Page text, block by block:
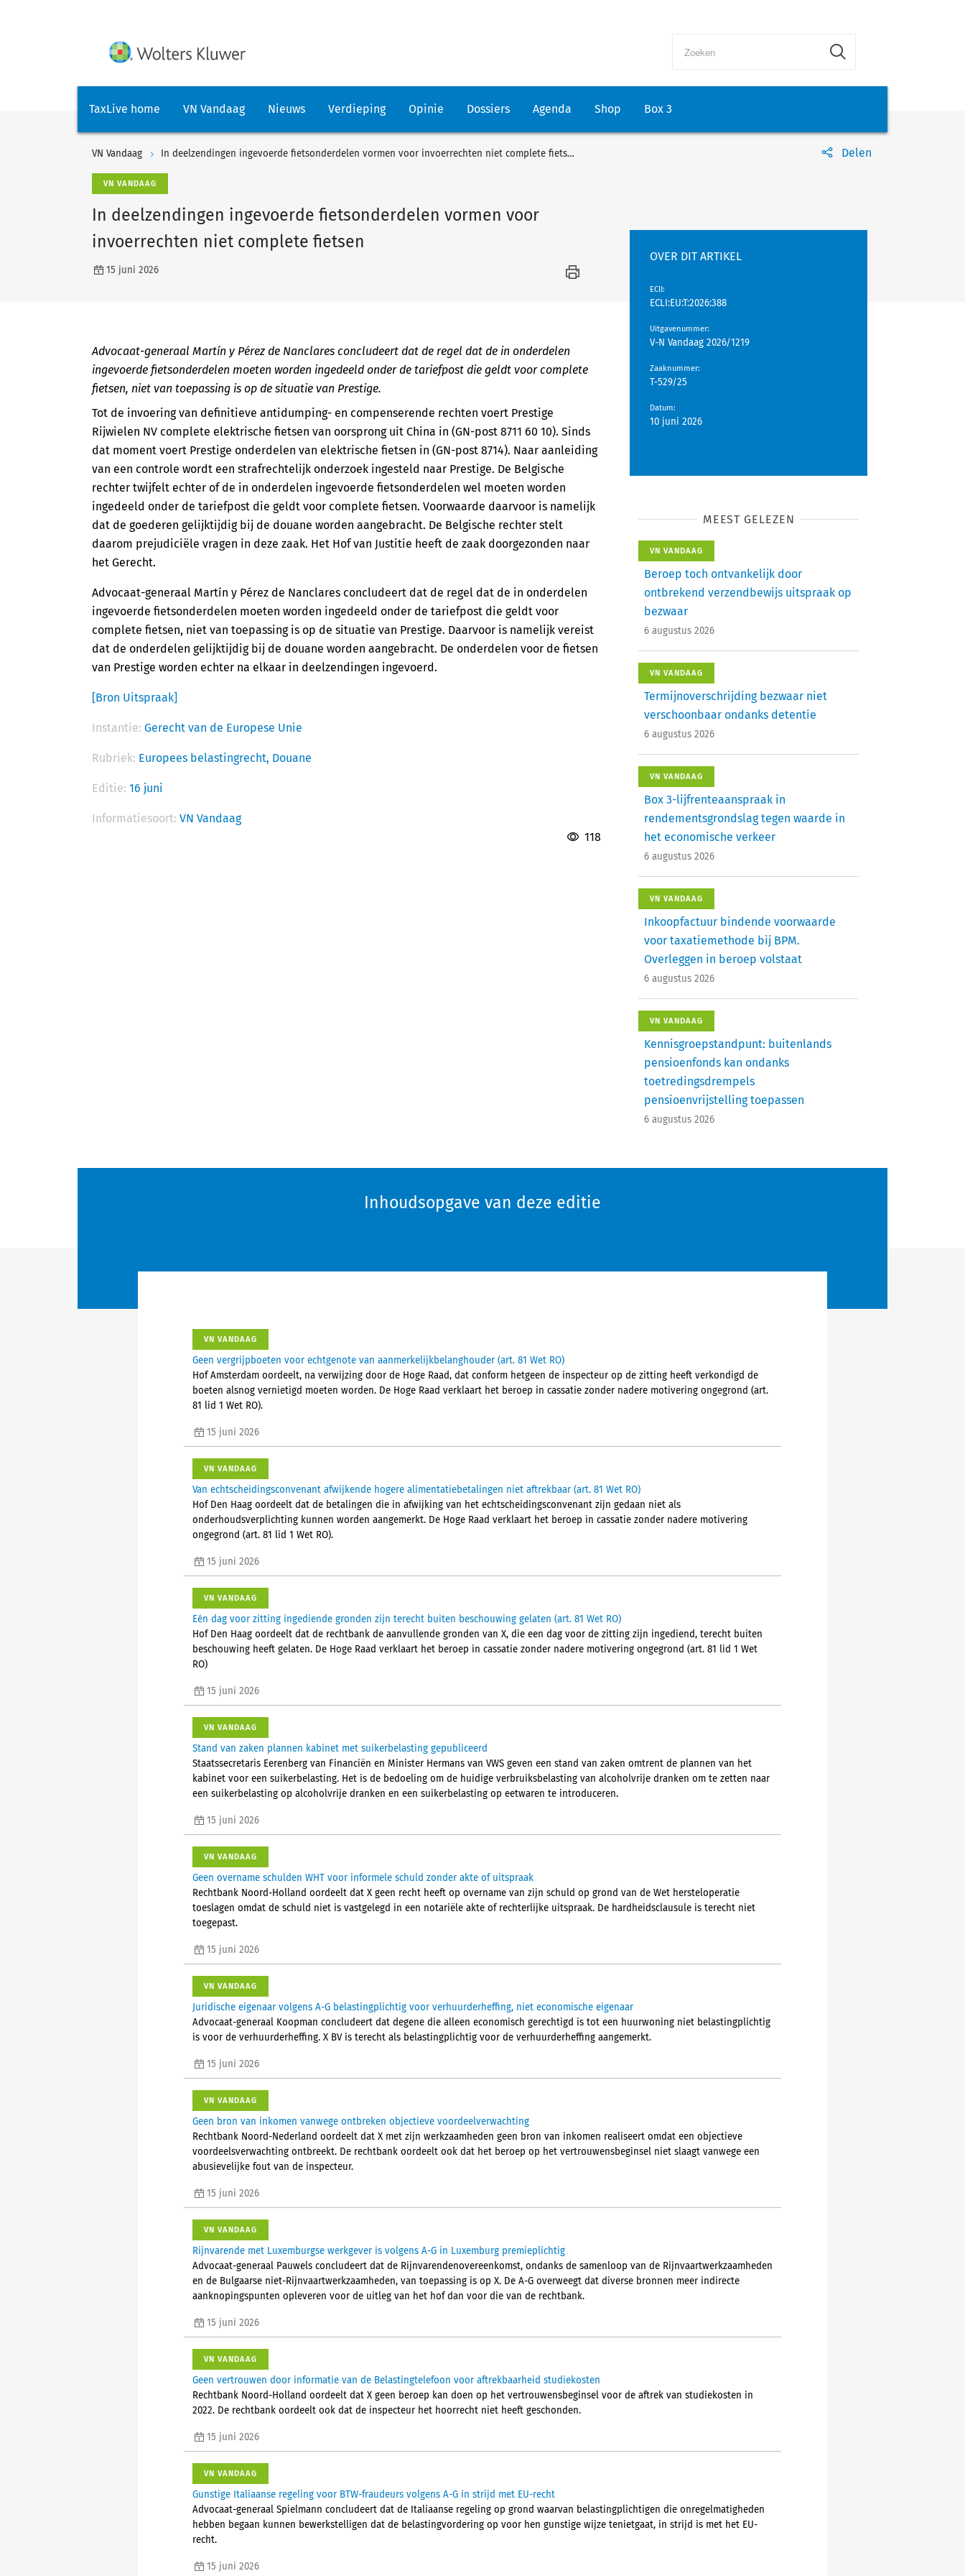
TaxLive home VN Vandaag Nieuws Verdieping Opinie Dossiers Agenda Shop Box 3
VN Vandaag In deelzendingen ingevoerde fietsonderdelen vormen voor invoerrechten niet complete fietsen Delen
VN VANDAAG
In deelzendingen ingevoerde fietsonderdelen vormen voor
invoerrechten niet complete fietsen
15 juni 2026
Advocaat-generaal Martín y Pérez de Nanclares concludeert dat de regel dat de in onderdelen
ingevoerde fietsonderdelen moeten worden ingedeeld onder de tariefpost die geldt voor complete
fietsen, niet van toepassing is op de situatie van Prestige.
Tot de invoering van definitieve antidumping- en compenserende rechten voert Prestige
Rijwielen NV complete elektrische fietsen van oorsprong uit China in (GN-post 8711 60 10). Sinds
dat moment voert Prestige onderdelen van elektrische fietsen in (GN-post 8714). Naar aanleiding
van een controle wordt een strafrechtelijk onderzoek ingesteld naar Prestige. De Belgische
rechter twijfelt echter of de in onderdelen ingevoerde fietsonderdelen wel moeten worden
ingedeeld onder de tariefpost die geldt voor complete fietsen. Voorwaarde daarvoor is namelijk
dat de goederen gelijktijdig bij de douane worden aangebracht. De Belgische rechter stelt
daarom prejudiciële vragen in deze zaak. Het Hof van Justitie heeft de zaak doorgezonden naar
het Gerecht.
Advocaat-generaal Martín y Pérez de Nanclares concludeert dat de regel dat de in onderdelen
ingevoerde fietsonderdelen moeten worden ingedeeld onder de tariefpost die geldt voor
complete fietsen, niet van toepassing is op de situatie van Prestige. Daarvoor is namelijk vereist
dat de onderdelen gelijktijdig bij de douane worden aangebracht. De onderdelen voor de fietsen
van Prestige worden echter na elkaar in deelzendingen ingevoerd.
[Bron Uitspraak]
Instantie: Gerecht van de Europese Unie
Rubriek: Europees belastingrecht, Douane
Editie: 16 juni
Informatiesoort: VN Vandaag
118
OVER DIT ARTIKEL
EClI:
ECLI:EU:T:2026:388
Uitgavenummer:
V-N Vandaag 2026/1219
Zaaknummer:
T-529/25
Datum:
10 juni 2026
MEEST GELEZEN
VN VANDAAG
Beroep toch ontvankelijk door
ontbrekend verzendbewijs uitspraak op
bezwaar
6 augustus 2026
VN VANDAAG
Termijnoverschrijding bezwaar niet
verschoonbaar ondanks detentie
6 augustus 2026
VN VANDAAG
Box 3-lijfrenteaanspraak in
rendementsgrondslag tegen waarde in
het economische verkeer
6 augustus 2026
VN VANDAAG
Inkoopfactuur bindende voorwaarde
voor taxatiemethode bij BPM.
Overleggen in beroep volstaat
6 augustus 2026
VN VANDAAG
Kennisgroepstandpunt: buitenlands
pensioenfonds kan ondanks
toetredingsdrempels
pensioenvrijstelling toepassen
6 augustus 2026
Inhoudsopgave van deze editie
VN VANDAAG
Geen vergrijpboeten voor echtgenote van aanmerkelijkbelanghouder (art. 81 Wet RO)
Hof Amsterdam oordeelt, na verwijzing door de Hoge Raad, dat conform hetgeen de inspecteur op de zitting heeft verkondigd de
boeten alsnog vernietigd moeten worden. De Hoge Raad verklaart het beroep in cassatie zonder nadere motivering ongegrond (art.
81 lid 1 Wet RO).
15 juni 2026
VN VANDAAG
Van echtscheidingsconvenant afwijkende hogere alimentatiebetalingen niet aftrekbaar (art. 81 Wet RO)
Hof Den Haag oordeelt dat de betalingen die in afwijking van het echtscheidingsconvenant zijn gedaan niet als
onderhoudsverplichting kunnen worden aangemerkt. De Hoge Raad verklaart het beroep in cassatie zonder nadere motivering
ongegrond (art. 81 lid 1 Wet RO).
15 juni 2026
VN VANDAAG
Eén dag voor zitting ingediende gronden zijn terecht buiten beschouwing gelaten (art. 81 Wet RO)
Hof Den Haag oordeelt dat de rechtbank de aanvullende gronden van X, die een dag voor de zitting zijn ingediend, terecht buiten
beschouwing heeft gelaten. De Hoge Raad verklaart het beroep in cassatie zonder nadere motivering ongegrond (art. 81 lid 1 Wet
RO)
15 juni 2026
VN VANDAAG
Stand van zaken plannen kabinet met suikerbelasting gepubliceerd
Staatssecretaris Eerenberg van Financiën en Minister Hermans van VWS geven een stand van zaken omtrent de plannen van het
kabinet voor een suikerbelasting. Het is de bedoeling om de huidige verbruiksbelasting van alcoholvrije dranken om te zetten naar
een suikerbelasting op alcoholvrije dranken en een suikerbelasting op eetwaren te introduceren.
15 juni 2026
VN VANDAAG
Geen overname schulden WHT voor informele schuld zonder akte of uitspraak
Rechtbank Noord-Holland oordeelt dat X geen recht heeft op overname van zijn schuld op grond van de Wet hersteloperatie
toeslagen omdat de schuld niet is vastgelegd in een notariële akte of rechterlijke uitspraak. De hardheidsclausule is terecht niet
toegepast.
15 juni 2026
VN VANDAAG
Juridische eigenaar volgens A-G belastingplichtig voor verhuurderheffing, niet economische eigenaar
Advocaat-generaal Koopman concludeert dat degene die alleen economisch gerechtigd is tot een huurwoning niet belastingplichtig
is voor de verhuurderheffing. X BV is terecht als belastingplichtig voor de verhuurderheffing aangemerkt.
15 juni 2026
VN VANDAAG
Geen bron van inkomen vanwege ontbreken objectieve voordeelverwachting
Rechtbank Noord-Nederland oordeelt dat X met zijn werkzaamheden geen bron van inkomen realiseert omdat een objectieve
voordeelsverwachting ontbreekt. De rechtbank oordeelt ook dat het beroep op het vertrouwensbeginsel niet slaagt vanwege een
abusievelijke fout van de inspecteur.
15 juni 2026
VN VANDAAG
Rijnvarende met Luxemburgse werkgever is volgens A-G in Luxemburg premieplichtig
Advocaat-generaal Pauwels concludeert dat de Rijnvarendenovereenkomst, ondanks de samenloop van de Rijnvaartwerkzaamheden
en de Bulgaarse niet-Rijnvaartwerkzaamheden, van toepassing is op X. De A-G overweegt dat diverse bronnen meer indirecte
aanknopingspunten opleveren voor de uitleg van het hof dan voor die van de rechtbank.
15 juni 2026
VN VANDAAG
Geen vertrouwen door informatie van de Belastingtelefoon voor aftrekbaarheid studiekosten
Rechtbank Noord-Holland oordeelt dat X geen beroep kan doen op het vertrouwensbeginsel voor de aftrek van studiekosten in
2022. De rechtbank oordeelt ook dat de inspecteur het hoorrecht niet heeft geschonden.
15 juni 2026
VN VANDAAG
Gunstige Italiaanse regeling voor BTW-fraudeurs volgens A-G in strijd met EU-recht
Advocaat-generaal Spielmann concludeert dat de Italiaanse regeling op grond waarvan belastingplichtigen die onregelmatigheden
hebben begaan kunnen bewerkstelligen dat de belastingvordering op voor hen gunstige wijze tenietgaat, in strijd is met het EU-
recht.
15 juni 2026